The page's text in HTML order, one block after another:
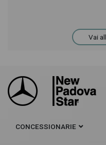
Vai
CONCESSIONARIE